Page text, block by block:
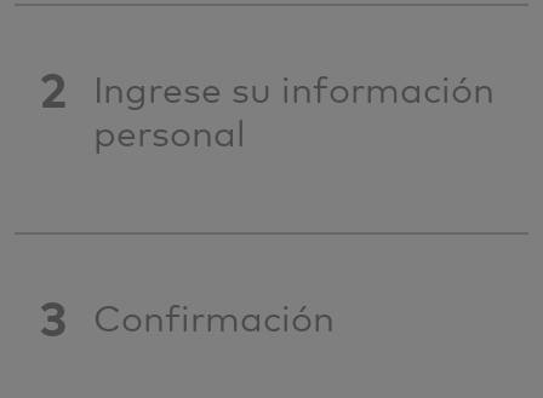
2
Ingrese su información
personal
3 Confirmación